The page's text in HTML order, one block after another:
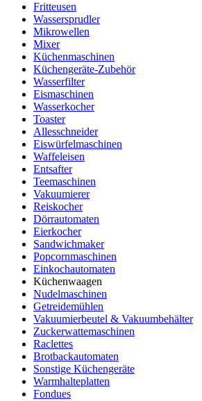
Fritteusen
Wassersprudler
Mikrowellen
Mixer
Küchenmaschinen
Küchengeräte-Zubehör
Wasserfilter
Eismaschinen
Wasserkocher
Toaster
Allesschneider
Eiswürfelmaschinen
Waffeleisen
Entsafter
Teemaschinen
Vakuumierer
Reiskocher
Dörrautomaten
Eierkocher
Sandwichmaker
Popcornmaschinen
Einkochautomaten
Küchenwaagen
Nudelmaschinen
Getreidemühlen
Vakuumierbeutel & Vakuumbehälter
Zuckerwattemaschinen
Raclettes
Brotbackautomaten
Sonstige Küchengeräte
Warmhalteplatten
Fondues